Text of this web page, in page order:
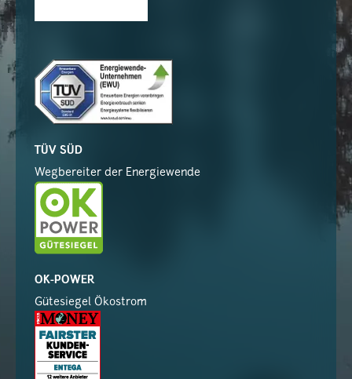
TÜV SÜD
Wegbereiter der Energiewende
OK-POWER
Gütesiegel Ökostrom